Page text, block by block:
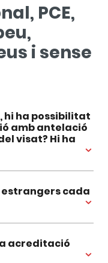
PCE,
i sense
hi ha possibilitat
amb antelació
visat? Hi ha
estrangers cada
acreditació